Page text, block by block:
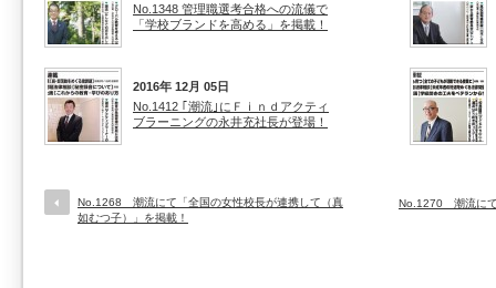
No.1348 管理職選考合格への流儀で
「学校ブランドを高める」を掲載！
2016年 12月 05日
No.1412 ｢潮流｣にＦｉｎｄアクティ
ブラーニングの永井充社長が登場！
No.1268 潮流にて「全国の女性校長が連携して（真
如むつ子）」を掲載！
No.1270 潮流にて